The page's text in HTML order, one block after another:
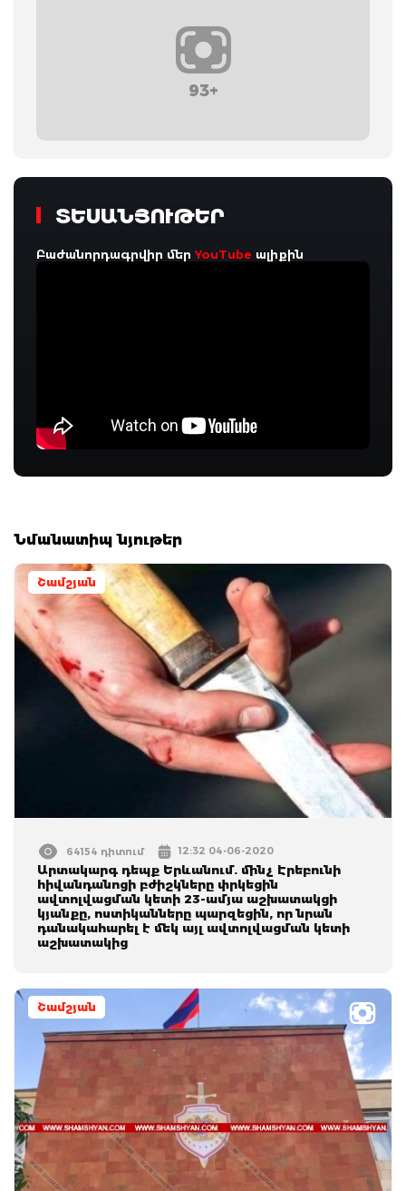
93+
ՏԵՍԱՆՅՈՒԹԵՐ
Բաժանորդագրվիր մերYouTube ալիքին
Նմանատիպ նյութեր
Շամշյան
64154 դիտում 12:32 04-06-2020
Արտակարգ դեպք Երևանում. մինչ Էրեբունի
հիվանդանոցի բժիշկները փրկեցին
ավտոլվացման կետի 23-ամյա աշխատակցի
կյանքը, ոստիկանները պարզեցին, որ նրան
դանակահարել է մեկ այլ ավտոլվացման կետի
աշխատակից
Շամշյան